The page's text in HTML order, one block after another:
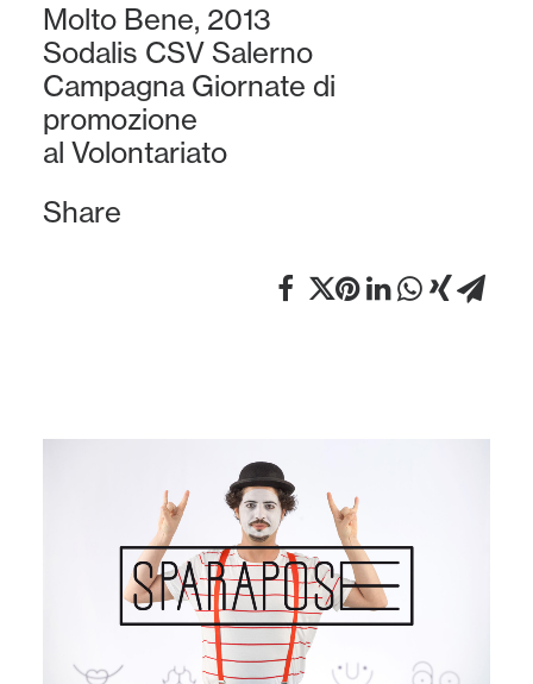
Molto Bene, 2013
Sodalis CSV Salerno
Campagna Giornate di
promozione
al Volontariato
Share